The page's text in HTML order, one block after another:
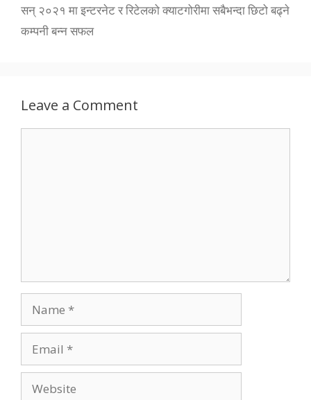
सन् २०२१ मा इन्टरनेट र रिटेलको क्याटगोरीमा सबैभन्दा छिटो बढ्ने
कम्पनी बन्न सफल
Leave a Comment